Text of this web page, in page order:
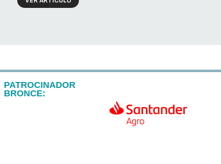
PATROCINADOR
BRONCE: